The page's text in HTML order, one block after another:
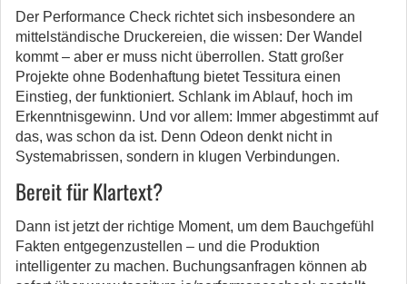
Der Performance Check richtet sich insbesondere an
mittelständische Druckereien, die wissen: Der Wandel
kommt – aber er muss nicht überrollen. Statt großer
Projekte ohne Bodenhaftung bietet Tessitura einen
Einstieg, der funktioniert. Schlank im Ablauf, hoch im
Erkenntnisgewinn. Und vor allem: Immer abgestimmt auf
das, was schon da ist. Denn Odeon denkt nicht in
Systemabrissen, sondern in klugen Verbindungen.
Bereit für Klartext?
Dann ist jetzt der richtige Moment, um dem Bauchgefühl
Fakten entgegenzustellen – und die Produktion
intelligenter zu machen. Buchungsanfragen können ab